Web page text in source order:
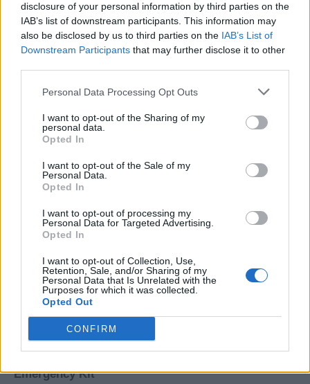
disclosure of your personal information by third parties on the
IAB’s list of downstream participants. This information may
also be disclosed by us to third parties on the IAB’s List of
Downstream Participants that may further disclose it to other
Personal Data Processing Opt Outs
I want to opt-out of the Sharing of my
personal data.
Opted In
I want to opt-out of the Sale of my
Personal Data.
Opted In
I want to opt-out of processing my
Personal Data for Targeted Advertising.
Opted In
I want to opt-out of Collection, Use,
Retention, Sale, and/or Sharing of my
Personal Data that Is Unrelated with the
Purposes for which it was collected.
Opted Out
CONFIRM